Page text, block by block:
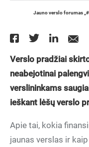
Jauno verslo forumas
Verslo pradžiai
neabejotinai
verslininkams
ieškant lėšų verslo
Apie tai, kokia
jaunas verslas ir